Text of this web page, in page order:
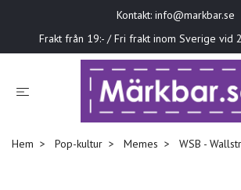
Kontakt: info@markbar.se
Frakt från 19:- / Fri frakt inom Sverige vid
Hem Pop-kultur Memes WSB -